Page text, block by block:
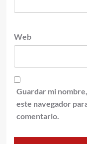
Web
Guardar mi
este navegador
comentario.